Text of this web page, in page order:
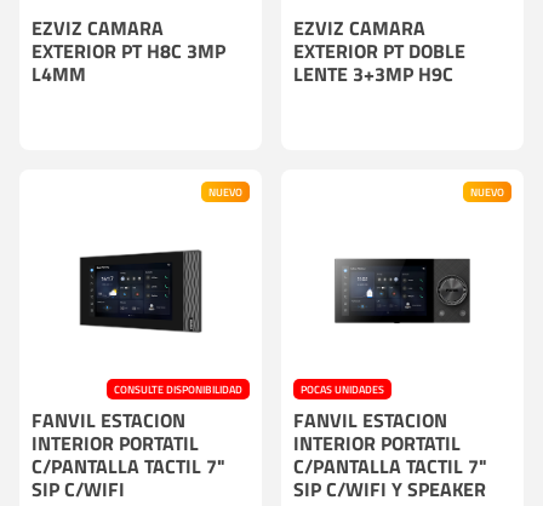
EZVIZ CAMARA
EXTERIOR PT H8C 3MP
L4MM
EZVIZ CAMARA
EXTERIOR PT DOBLE
LENTE 3+3MP H9C
CONSULTE DISPONIBILIDAD
NUEVO
FANVIL ESTACION
INTERIOR PORTATIL
C/PANTALLA TACTIL 7"
SIP C/WIFI
POCAS UNIDADES
NUEVO
FANVIL ESTACION
INTERIOR PORTATIL
C/PANTALLA TACTIL 7"
SIP C/WIFI Y SPEAKER